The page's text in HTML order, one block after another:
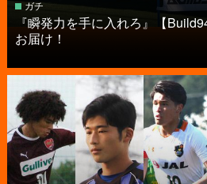
ガチ
『瞬発力を手に入れろ』【
お届け！